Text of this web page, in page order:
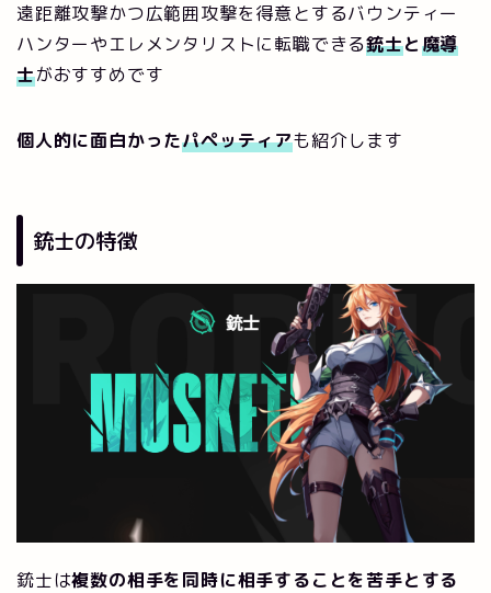
遠距離攻撃かつ広範囲攻撃を得意とするバウンティー
ハンターやエレメンタリストに転職できる銃士と魔導
士がおすすめです
個人的に面白かったパペッティアも紹介します
銃士の特徴
銃士は複数の相手を同時に相手することを苦手とする